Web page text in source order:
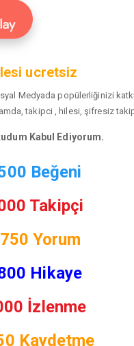
ucretsiz
Medyada popülerliğinizi
takipci , hilesi, şifresiz
Kabul Ediyorum.
Beğeni
Takipçi
Yorum
Hikaye
İzlenme
Kaydetme